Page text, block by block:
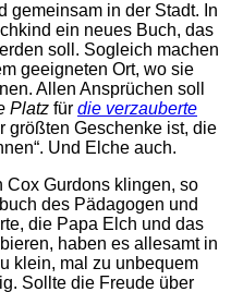
gemeinsam in der Stadt. In
ein neues Buch, das
soll. Sogleich machen
geeigneten Ort, wo sie
Allen Ansprüchen soll
Platz für die verzauberte
größten Geschenke ist, die
Und Elche auch.
Cox Gurdons klingen, so
des Pädagogen und
die Papa Elch und das
haben es allesamt in
klein, mal zu unbequem
Sollte die Freude über